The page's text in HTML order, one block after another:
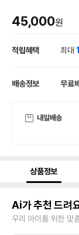
45,000원
적립혜택 최대
배송정보 무료
내일배송
상품정보
Ai가 추천 드려
우리 아이를 위한 맞